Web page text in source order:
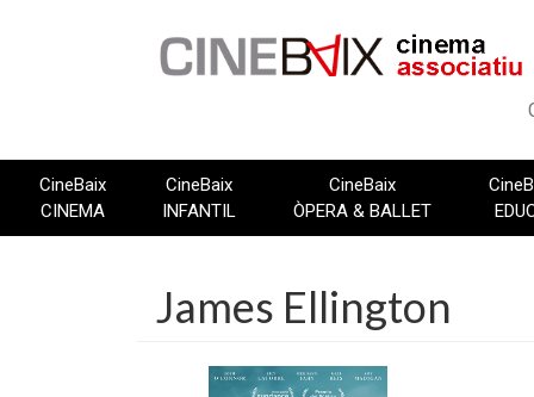
CineBaix
CINEMA
CineBaix
INFANTIL
CineBaix
ÒPERA & BALLET
James Ellington